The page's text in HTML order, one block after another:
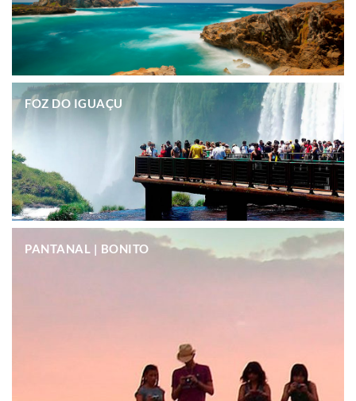
FOZ DO IGUAÇU
PANTANAL | BONITO